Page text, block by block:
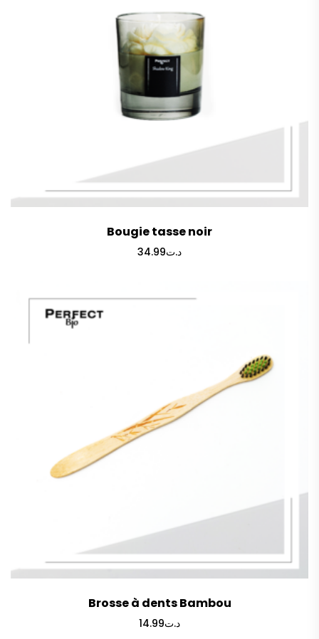
Bougie tasse noir
د.ت34.99
Brosse à dents Bambou
د.ت14.99